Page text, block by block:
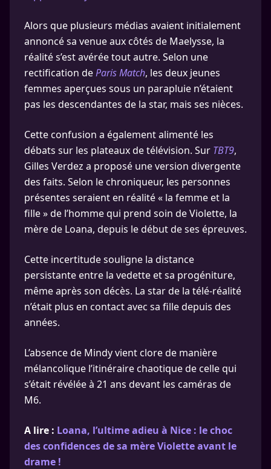
Alors que plusieurs médias avaient initialement
annoncé sa venue aux côtés de Maelysse, la
réalité s’est avérée tout autre. Selon une
rectification deParis Match, les deux jeunes
femmes aperçues sous un parapluie n’étaient
pas les descendantes de la star, mais ses nièces.
Cette confusion a également alimenté les
débats sur les plateaux de télévision. Sur TBT9,
Gilles Verdez a proposé une version divergente
des faits. Selon le chroniqueur, les personnes
présentes seraient en réalité « la femme et la
fille » de l’homme qui prend soin de Violette, la
mère de Loana, depuis le début de ses épreuves.
Cette incertitude souligne la distance
persistante entre la vedette et sa progéniture,
même après son décès. La star de la télé-réalité
n’était plus en contact avec sa fille depuis des
années.
L’absence de Mindy vient clore de manière
mélancolique l’itinéraire chaotique de celle qui
s’était révélée à 21 ans devant les caméras de
M6.
A lire : Loana, l’ultime adieu à Nice : le choc
des confidences de sa mère Violette avant le
drame !